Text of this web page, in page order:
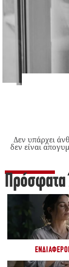
Δεν υπάρχει
δεν είναι